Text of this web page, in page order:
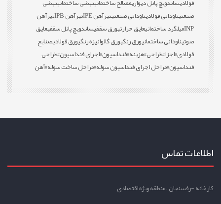
فولادیساندویچ پانل دیواریمصالح ساختمانینبشی ساختمانینبشی
صنعتیناودانی فولادیناودانی صنعتیتیرآهن IPE تیرآهن IPB
تیرآهن
INPمیلگرد ساختمانیعایق حرارتیورق سقفیساندویچ پانل سقفیعایق
صوتیناودانی ساختمانیورق رنگیورق گالوانیزه رنگیورق فولادیصنایع
فولادی#اجزا#طراحی#هزینه#فنداسیون#اجرای فنداسیون#طراحی
فنداسیون#مراحل اجرای فنداسیون سوله#مراحل ساخت سوله#آهن
اطلاعات تماس
کارخانه -رفسنجان ، منطقه ویژه اقتصادی